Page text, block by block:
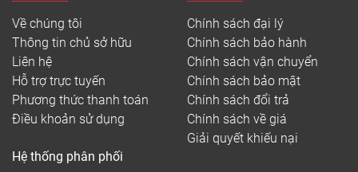
Về chúng tôi
Thông tin chủ sở hữu
Liên hệ
Hỗ trợ trực tuyến
Phương thức thanh toán
Điều khoản sử dụng
Chính sách đại lý
Chính sách bảo hành
Chính sách vận chuyển
Chính sách bảo mật
Chính sách đổi trả
Chính sách về giá
Giải quyết khiếu nại
Hệ thống phân phối